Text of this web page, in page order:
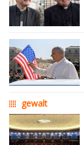
gewalt